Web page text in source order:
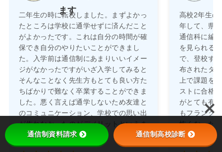
ます
二年生の時に転校しました。まずよかっ
たところは学校に通学せずに済んだこと
がよかったです。これは自分の時間が確
保でき自分のやりたいことができまし
た。入学前は通信制にあまりいいイメー
ジがなかったですがいざ入学してみると
そんなことなく先生方もとても良い方た
ちばかりで難なく卒業することができま
した。悪く言えば通学しないため友達と
のコミュニケーション、学校での思い出
が作れなかったのがデメリットといえま
す。
高校2年生の
年して、県
通信科に編
を見られる
で、登校す
布されたタ
上で課題を
ストに合格
がとても有
もフランク
怖くなった
来ました。
通信制資料請求 通信制高校診断